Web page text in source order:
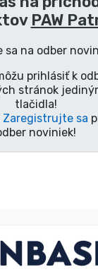
PAW
sa na odber
prihlásiť k
stránok
tlačidla!
Zaregistrujte sa
noviniek!